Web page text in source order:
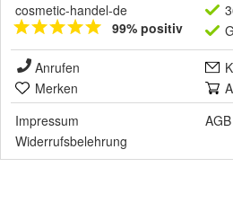
cosmetic-handel-de
99% positiv
Anrufen
Merken
Impressum
AGB
Widerrufsbelehrung